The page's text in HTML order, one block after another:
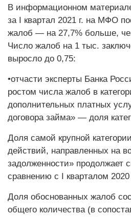
В информационном
за I квартал 2021 г. на МФО
жалоб — на 27,7% больше,
Число жалоб на 1 тыс.
выросло до 0,75:
•отчасти эксперты Банка
ростом числа жалоб в
дополнительных платных
договора займа» — доля
Доля самой крупной
действий, направленных на
задолженности» продолжает
сравнению с I кварталом 2020
Доля обоснованных жалоб
общего количества (в